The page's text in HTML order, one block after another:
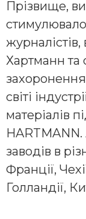
Прізвище,
стимулювало
Хартманн та
світі
матеріалів
заводів в
Франції,
Голландії,